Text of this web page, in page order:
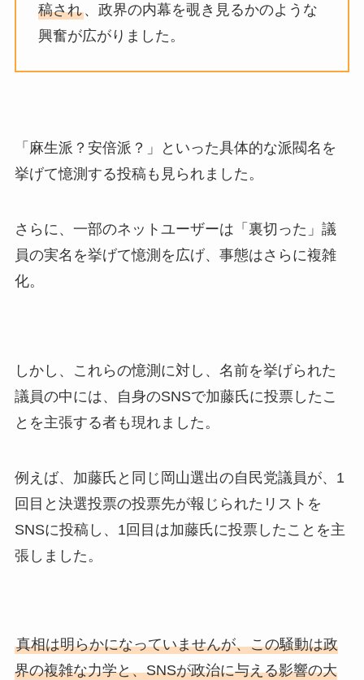
稿され、政界の内幕を覗き見るかのような
興奮が広がりました。
「麻生派？安倍派？」といった具体的な派閥名を
挙げて憶測する投稿も見られました。
さらに、一部のネットユーザーは「裏切った」議
員の実名を挙げて憶測を広げ、事態はさらに複雑
化。
しかし、これらの憶測に対し、名前を挙げられた
議員の中には、自身のSNSで加藤氏に投票したこ
とを主張する者も現れました。
例えば、加藤氏と同じ岡山選出の自民党議員が、1
回目と決選投票の投票先が報じられたリストを
SNSに投稿し、1回目は加藤氏に投票したことを主
張しました。
真相は明らかになっていませんが、この騒動は政
界の複雑な力学と、SNSが政治に与える影響の大